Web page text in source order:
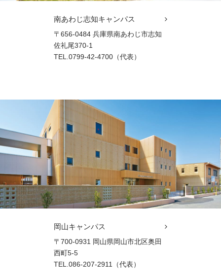
南あわじ志知キャンパス
〒656-0484 兵庫県南あわじ市志知
佐礼尾370-1
TEL.0799-42-4700（代表）
岡山キャンパス
〒700-0931 岡山県岡山市北区奥田
西町5-5
TEL.086-207-2911（代表）